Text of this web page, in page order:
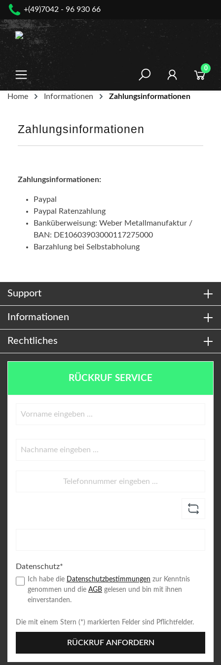
springen
+(49)7042 - 96 930 66
0
Home Informationen Zahlungsinformationen
Zahlungsinformationen
Zahlungsinformationen:
Paypal
Paypal Ratenzahlung
Banküberweisung: Weber Metallmanufaktur /
BAN: DE10603903000117275000
Barzahlung bei Selbstabholung
Support
Informationen
Rechtliches
RÜCKRUF SERVICE
Datenschutz*
Ich habe die Datenschutzbestimmungen zur Kenntnis
genommen und die AGB gelesen und bin mit ihnen
einverstanden.
Die mit einem Stern (*) markierten Felder sind Pflichtfelder.
RÜCKRUF ANFORDERN